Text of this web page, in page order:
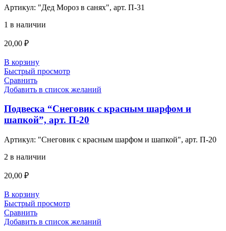
Артикул: "Дед Мороз в санях", арт. П-31
1 в наличии
20,00 ₽
В корзину
Быстрый просмотр
Сравнить
Добавить в список желаний
Подвеска “Снеговик с красным шарфом и
шапкой”, арт. П-20
Артикул: "Снеговик с красным шарфом и шапкой", арт. П-20
2 в наличии
20,00 ₽
В корзину
Быстрый просмотр
Сравнить
Добавить в список желаний